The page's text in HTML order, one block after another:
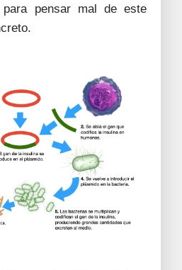
pensar mal de este